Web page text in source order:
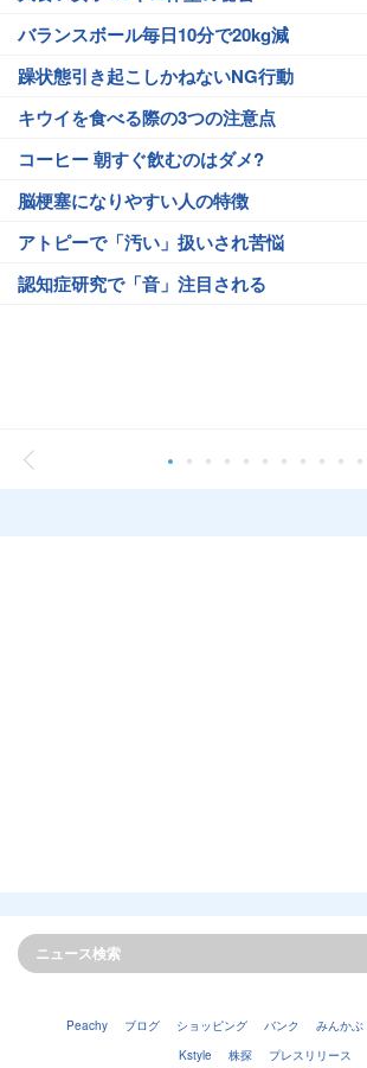
バランスボール毎日10分で20kg減
躁状態引き起こしかねないNG行動
キウイを食べる際の3つの注意点
コーヒー 朝すぐ飲むのはダメ?
脳梗塞になりやすい人の特徴
アトピーで「汚い」扱いされ苦悩
認知症研究で「音」注目される
Peachy ブログ ショッピング バンク みんかぶ
Kstyle
株探 プレスリリース